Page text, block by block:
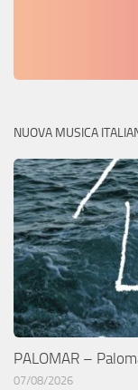
NUOVA MUSICA
PALOMAR –
07/08/2026